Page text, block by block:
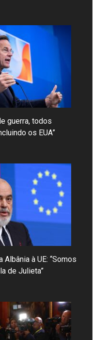
guerra, todos
os EUA”
à UE: “Somos
de Julieta”